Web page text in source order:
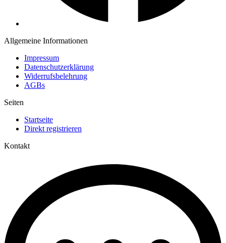
Allgemeine Informationen
Impressum
Datenschutzerklärung
Widerrufsbelehrung
AGBs
Seiten
Startseite
Direkt registrieren
Kontakt